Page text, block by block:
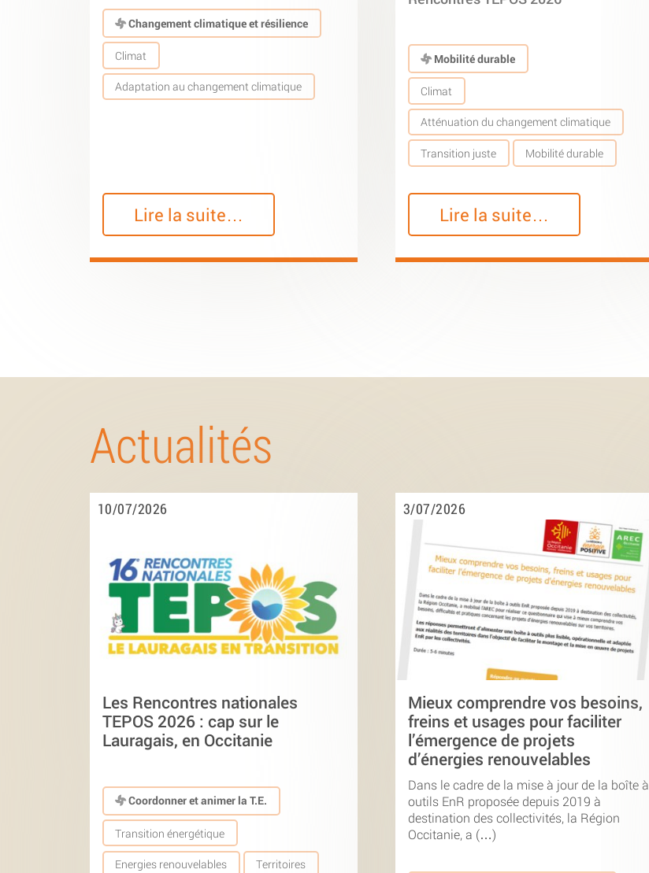
Changement climatique et résilience
Climat
Adaptation au changement climatique
Lire la suite…
Mobilité durable
Climat
Atténuation du changement climatique
Transition juste Mobilité durable
Lire la suite…
Actualités
10/07/2026
Les Rencontres nationales
TEPOS 2026 : cap sur le
Lauragais, en Occitanie
Coordonner et animer la T.E.
Transition énergétique
Energies renouvelables Territoires
3/07/2026
Mieux comprendre vos besoins,
freins et usages pour faciliter
l’émergence de projets
d’énergies renouvelables
Dans le cadre de la mise à jour de la boîte à
outils EnR proposée depuis 2019 à
destination des collectivités, la Région
Occitanie, a (…)